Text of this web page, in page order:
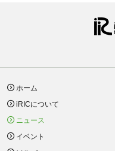
ホーム
iRICについて
ニュース
イベント